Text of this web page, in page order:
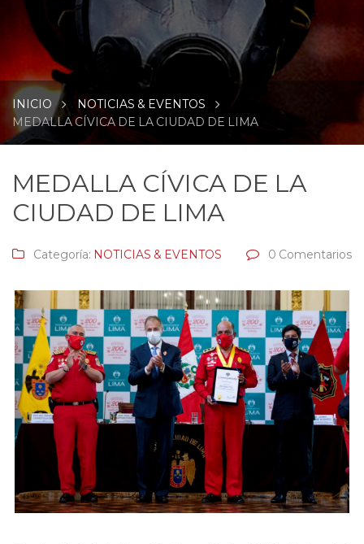
INICIO
NOTICIAS & EVENTOS
MEDALLA CÍVICA DE LA CIUDAD DE LIMA
MEDALLA CÍVICA DE LA
CIUDAD DE LIMA
Categoría: NOTICIAS & EVENTOS 0 Comentarios